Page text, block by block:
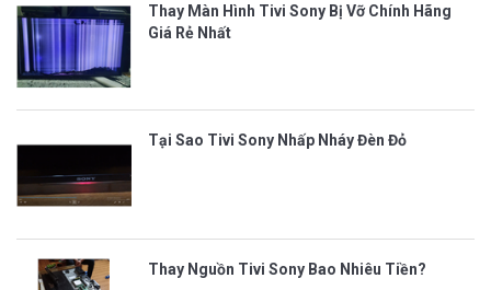
Thay Màn Hình Tivi Sony Bị Vỡ Chính Hãng
Giá Rẻ Nhất
Tại Sao Tivi Sony Nhấp Nháy Đèn Đỏ
Thay Nguồn Tivi Sony Bao Nhiêu Tiền?